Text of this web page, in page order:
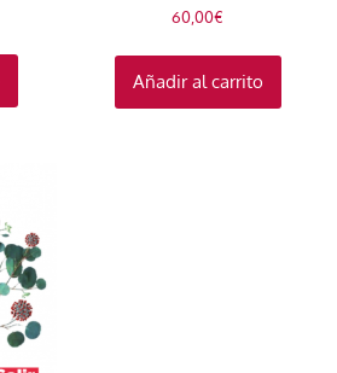
60,00€
Añadir al carrito